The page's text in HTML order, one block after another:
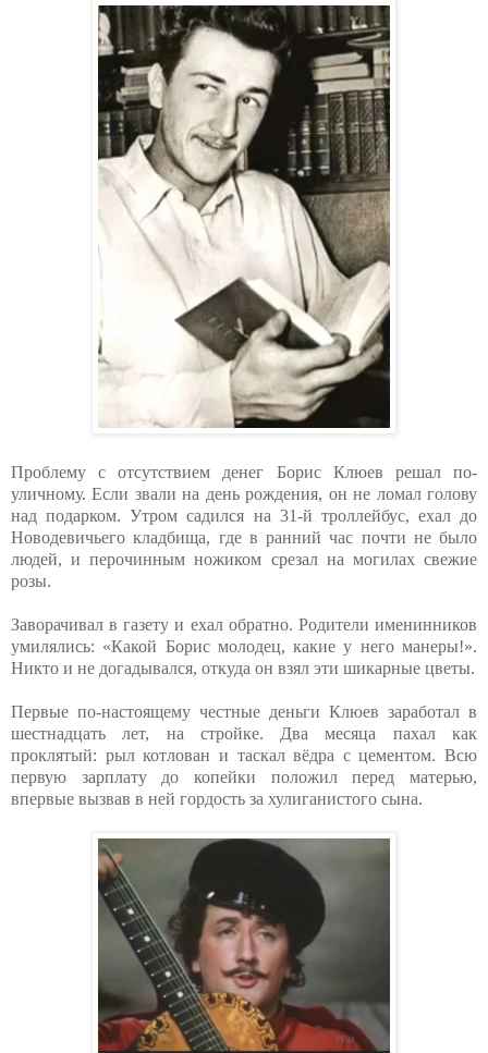
Проблему с отсутствием денег Борис Клюев решал по-
уличному. Если звали на день рождения, он не ломал голову
над подарком. Утром садился на 31-й троллейбус, ехал до
Новодевичьего кладбища, где в ранний час почти не было
людей, и перочинным ножиком срезал на могилах свежие
розы.
Заворачивал в газету и ехал обратно. Родители именинников
умилялись: «Какой Борис молодец, какие у него манеры!».
Никто и не догадывался, откуда он взял эти шикарные цветы.
Первые по-настоящему честные деньги Клюев заработал в
шестнадцать лет, на стройке. Два месяца пахал как
проклятый: рыл котлован и таскал вёдра с цементом. Всю
первую зарплату до копейки положил перед матерью,
впервые вызвав в ней гордость за хулиганистого сына.